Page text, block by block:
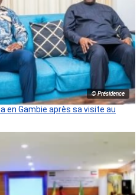
© Présidence
en Gambie après sa visite au